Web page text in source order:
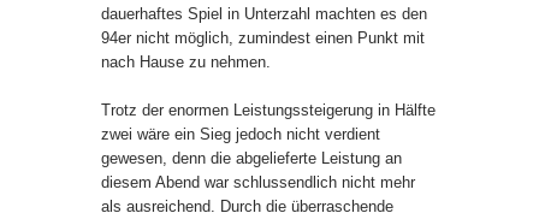
dauerhaftes Spiel in Unterzahl machten es den
94er nicht möglich, zumindest einen Punkt mit
nach Hause zu nehmen.
Trotz der enormen Leistungssteigerung in Hälfte
zwei wäre ein Sieg jedoch nicht verdient
gewesen, denn die abgelieferte Leistung an
diesem Abend war schlussendlich nicht mehr
als ausreichend. Durch die überraschende